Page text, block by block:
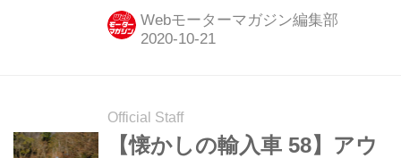
写真と記事で振り返ってみよう。今回
は「アウディ TTクーペ」だ。
Webモーターマガジン編集部
Official Staff
【懐かしの輸入車 58】アウ